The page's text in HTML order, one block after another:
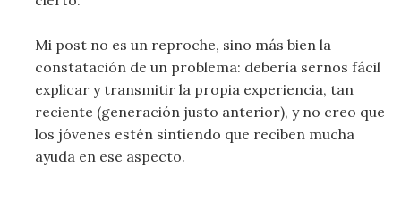
Mi post no es un reproche, sino más bien la
constatación de un problema: debería sernos fácil
explicar y transmitir la propia experiencia, tan
reciente (generación justo anterior), y no creo que
los jóvenes estén sintiendo que reciben mucha
ayuda en ese aspecto.